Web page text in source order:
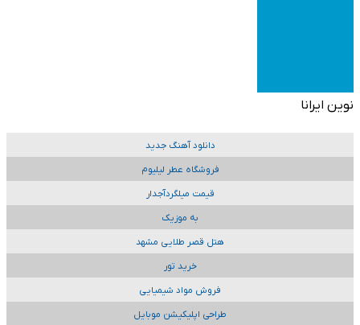
نوین ایرانا
دانلود آهنگ جدید
فروشگاه عطر لیلیوم
قیمت میلگردآجدار
به موزیک
هتل قصر طلایی مشهد
خرید تور
فروش مواد شیمیایی
طراحی اپلیکیشن موبایل